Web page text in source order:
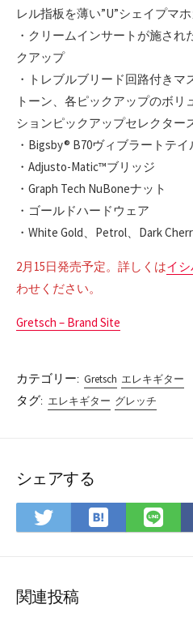
レル指板を薄い”U”シェイプマ
・クリームインサートが施され
クアップ
・トレブルブリード回路付き
トーン、各ピックアップのボリ
ションピックアップセレクター
・Bigsby® B70ヴィブラートテ
・Adjusto-Matic™ブリッジ
・Graph Tech NuBoneナット
・ゴールドハードウェア
・White Gold、Petrol、Dark
2月15日発売予定。詳しくはイ
わせください。
Gretsch – Brand Site
カテゴリー: Gretsch エレキギター
タグ: エレキギター グレッチ
シェアする
Twitter
で
ア
は
て
で
関連投稿